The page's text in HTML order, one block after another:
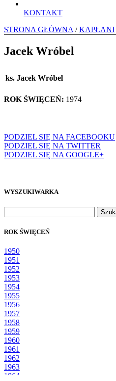
KONTAKT
STRONA GŁÓWNA /KAPŁANI
Jacek Wróbel
ks. Jacek Wróbel
ROK ŚWIĘCEŃ: 1974
PODZIEL SIĘ NA FACEBOOKU
PODZIEL SIĘ NA TWITTER
PODZIEL SIĘ NA GOOGLE+
WYSZUKIWARKA
ROK ŚWIĘCEŃ
1950
1951
1952
1953
1954
1955
1956
1957
1958
1959
1960
1961
1962
1963
1964